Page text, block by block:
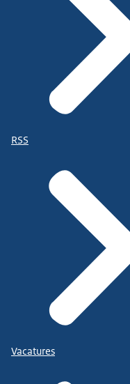
RSS
Vacatures